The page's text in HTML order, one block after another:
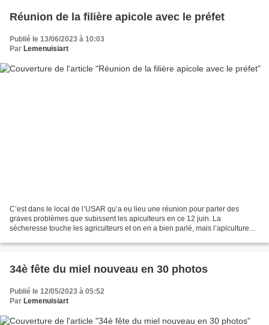
Réunion de la filière apicole avec le préfet
Publié le 13/06/2023 à 10:03
Par Lemenuisiart
C’est dans le local de l’USAR qu’a eu lieu une réunion pour parler des
graves problèmes que subissent les apiculteurs en ce 12 juin. La
sécheresse touche les agriculteurs et on en a bien parlé, mais l’apiculture
34è fête du miel nouveau en 30 photos
Publié le 12/05/2023 à 05:52
Par Lemenuisiart